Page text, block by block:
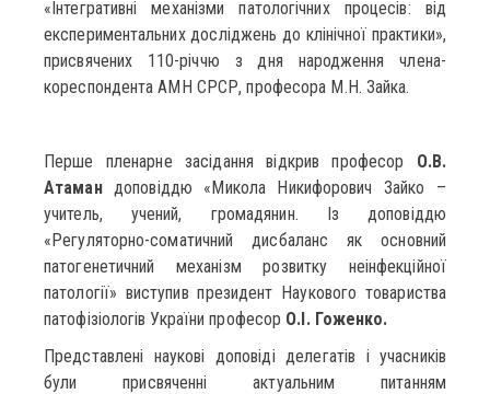
«Інтегративні механізми патологічних процесів: від
експериментальних досліджень до клінічної практики»,
присвячених 110-річчю з дня народження члена-
кореспондента АМН СРСР, професора М.Н. Зайка.
Перше пленарне засідання відкрив професор О.В.
Атамандоповіддю «Микола Никифорович Зайко –
учитель, учений, громадянин. Із доповіддю
«Регуляторно-соматичний дисбаланс як основний
патогенетичний механізм розвитку неінфекційної
патології» виступив президент Наукового товариства
патофізіологів України професор О.І. Гоженко.
Представлені наукові доповіді делегатів і учасників
були присвяченні актуальним питанням